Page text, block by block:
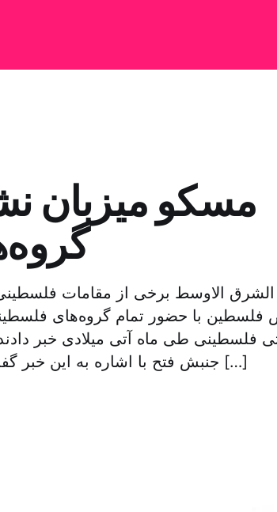
مسکو میزبان
الشرق الاوسط برخی از مقامات
با حضور تمام گروه‌های
فلسطینی طی ماه آتی میلادی خبر
جنبش فتح با اشاره به این خبر گفت که محمود عباس دعوت روس‌ها […]